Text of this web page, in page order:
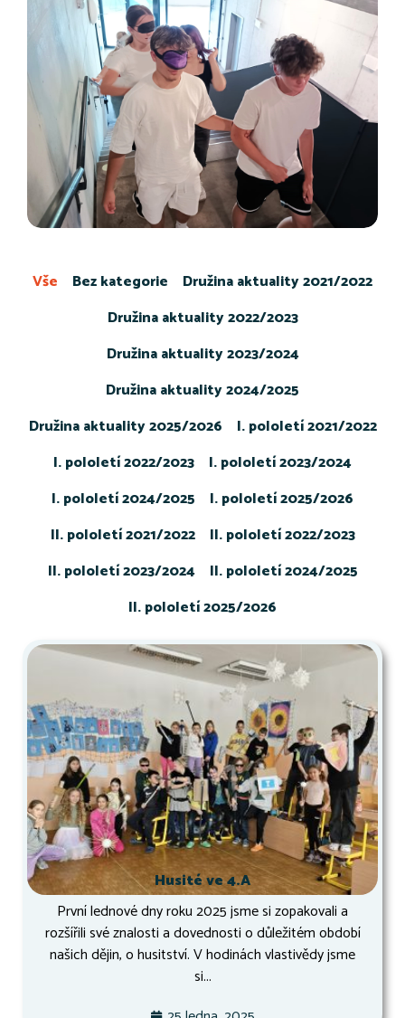
Bez kategorie
Družina aktuality 2021/2022
Družina aktuality 2022/2023
Družina aktuality 2023/2024
Družina aktuality 2024/2025
Družina aktuality 2025/2026
I. pololetí 2021/2022
I. pololetí 2022/2023
I. pololetí 2023/2024
I. pololetí 2024/2025
I. pololetí 2025/2026
II. pololetí 2021/2022
II. pololetí 2022/2023
II. pololetí 2023/2024
II. pololetí 2024/2025
II. pololetí 2025/2026
Vše
Husité ve 4.A
První lednové dny roku 2025 jsme si zopakovali a
rozšířili své znalosti a dovednosti o důležitém období
našich dějin, o husitství. V hodinách vlastivědy jsme
si...